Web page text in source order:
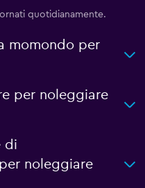
quotidianamente.
momondo per
per noleggiare
di
noleggiare